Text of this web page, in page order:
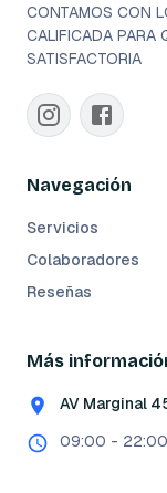
CONTAMOS CON
CALIFICADA PARA
SATISFACTORIA
Navegación
Servicios
Colaboradores
Reseñas
Más
AV Marginal
09:00 - 22:00